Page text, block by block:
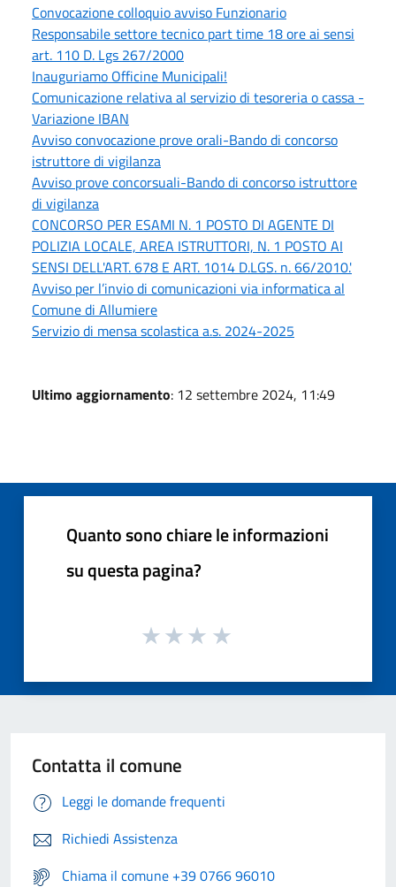
Convocazione colloquio avviso Funzionario
Responsabile settore tecnico part time 18 ore ai sensi
art. 110 D. Lgs 267/2000
Inauguriamo Officine Municipali!
Comunicazione relativa al servizio di tesoreria o cassa -
Variazione IBAN
Avviso convocazione prove orali-Bando di concorso
istruttore di vigilanza
Avviso prove concorsuali-Bando di concorso istruttore
di vigilanza
CONCORSO PER ESAMI N. 1 POSTO DI AGENTE DI
POLIZIA LOCALE, AREA ISTRUTTORI, N. 1 POSTO AI
SENSI DELL'ART. 678 E ART. 1014 D.LGS. n. 66/2010.'
Avviso per l’invio di comunicazioni via informatica al
Comune di Allumiere
Servizio di mensa scolastica a.s. 2024-2025
Ultimo aggiornamento: 12 settembre 2024, 11:49
Quanto sono chiare le informazioni
su questa pagina?
Contatta il comune
Leggi le domande frequenti
Richiedi Assistenza
Chiama il comune +39 0766 96010